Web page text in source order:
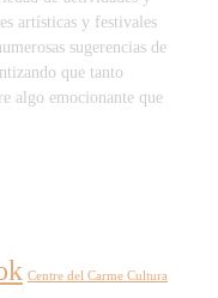
artísticas y festivales
sugerencias de
que tanto
algo emocionante que
Centre del Carme Cultura